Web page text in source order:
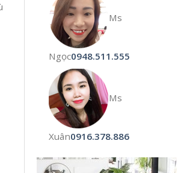
Ms
Ngọc0948.511.555
Ms
Xuân0916.378.886